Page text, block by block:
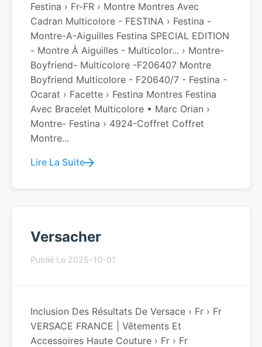
Festina › Fr-FR › Montre Montres Avec
Cadran Multicolore - FESTINA › Festina -
Montre-A-Aiguilles Festina SPECIAL EDITION
- Montre À Aiguilles - Multicolor... › Montre-
Boyfriend- Multicolore -f206407 Montre
Boyfriend Multicolore - F20640/7 - Festina -
Ocarat › Facette › Festina Montres Festina
Avec Bracelet Multicolore • Marc Orian ›
Montre- Festina › 4924-Coffret Coffret
Montre...
Lire La Suite
Versacher
Publié Le 2025-10-01
Inclusion Des Résultats De Versace › Fr › Fr
VERSACE FRANCE | Vêtements Et
Accessoires Haute Couture › Fr › Fr